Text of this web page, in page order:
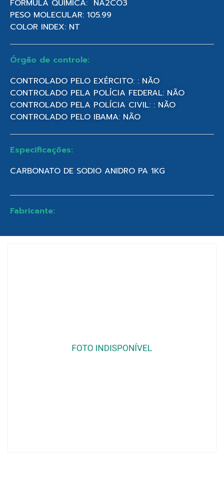
FÓRMULA QUÍMICA: NA2CO3
PESO MOLECULAR: 105.99
COLOR INDEX: NT
Órgão de controle:
CONTROLADO PELO EXÉRCITO: : NÃO
CONTROLADO PELA POLÍCIA FEDERAL: NÃO
CONTROLADO PELA POLÍCIA CIVIL: : NÃO
CONTROLADO PELO IBAMA: NÃO
Especificações:
CARBONATO DE SODIO ANIDRO PA 1KG
Fabricante: